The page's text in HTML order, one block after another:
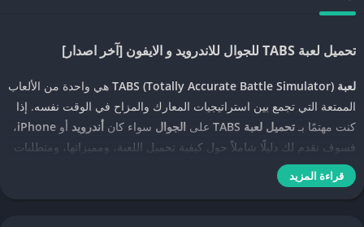
تحميل لعبة TABS للجوال للاندرويد و الايفون [آخر اصدار]
لعبة TABS (Totally Accurate Battle Simulator)
هي واحدة من الألعاب
الممتعة التي تجمع بين استراتيجيات المعارك والمزاح في الوقت نفسه. إذا
كنت مهتمًا بـ تحميل لعبة TABS على الجوال سواء كان أندرويد أو iPhone،
فسوف نقدم لك دليلًا شاملاً حول كيفية تحميل اللعبة، ومميزاتها، ومتطلبات
التشغيل، وأين يمكنك العثور على آخر إصدار منها.
مميزات لعبة TABS
قراءة المزيد